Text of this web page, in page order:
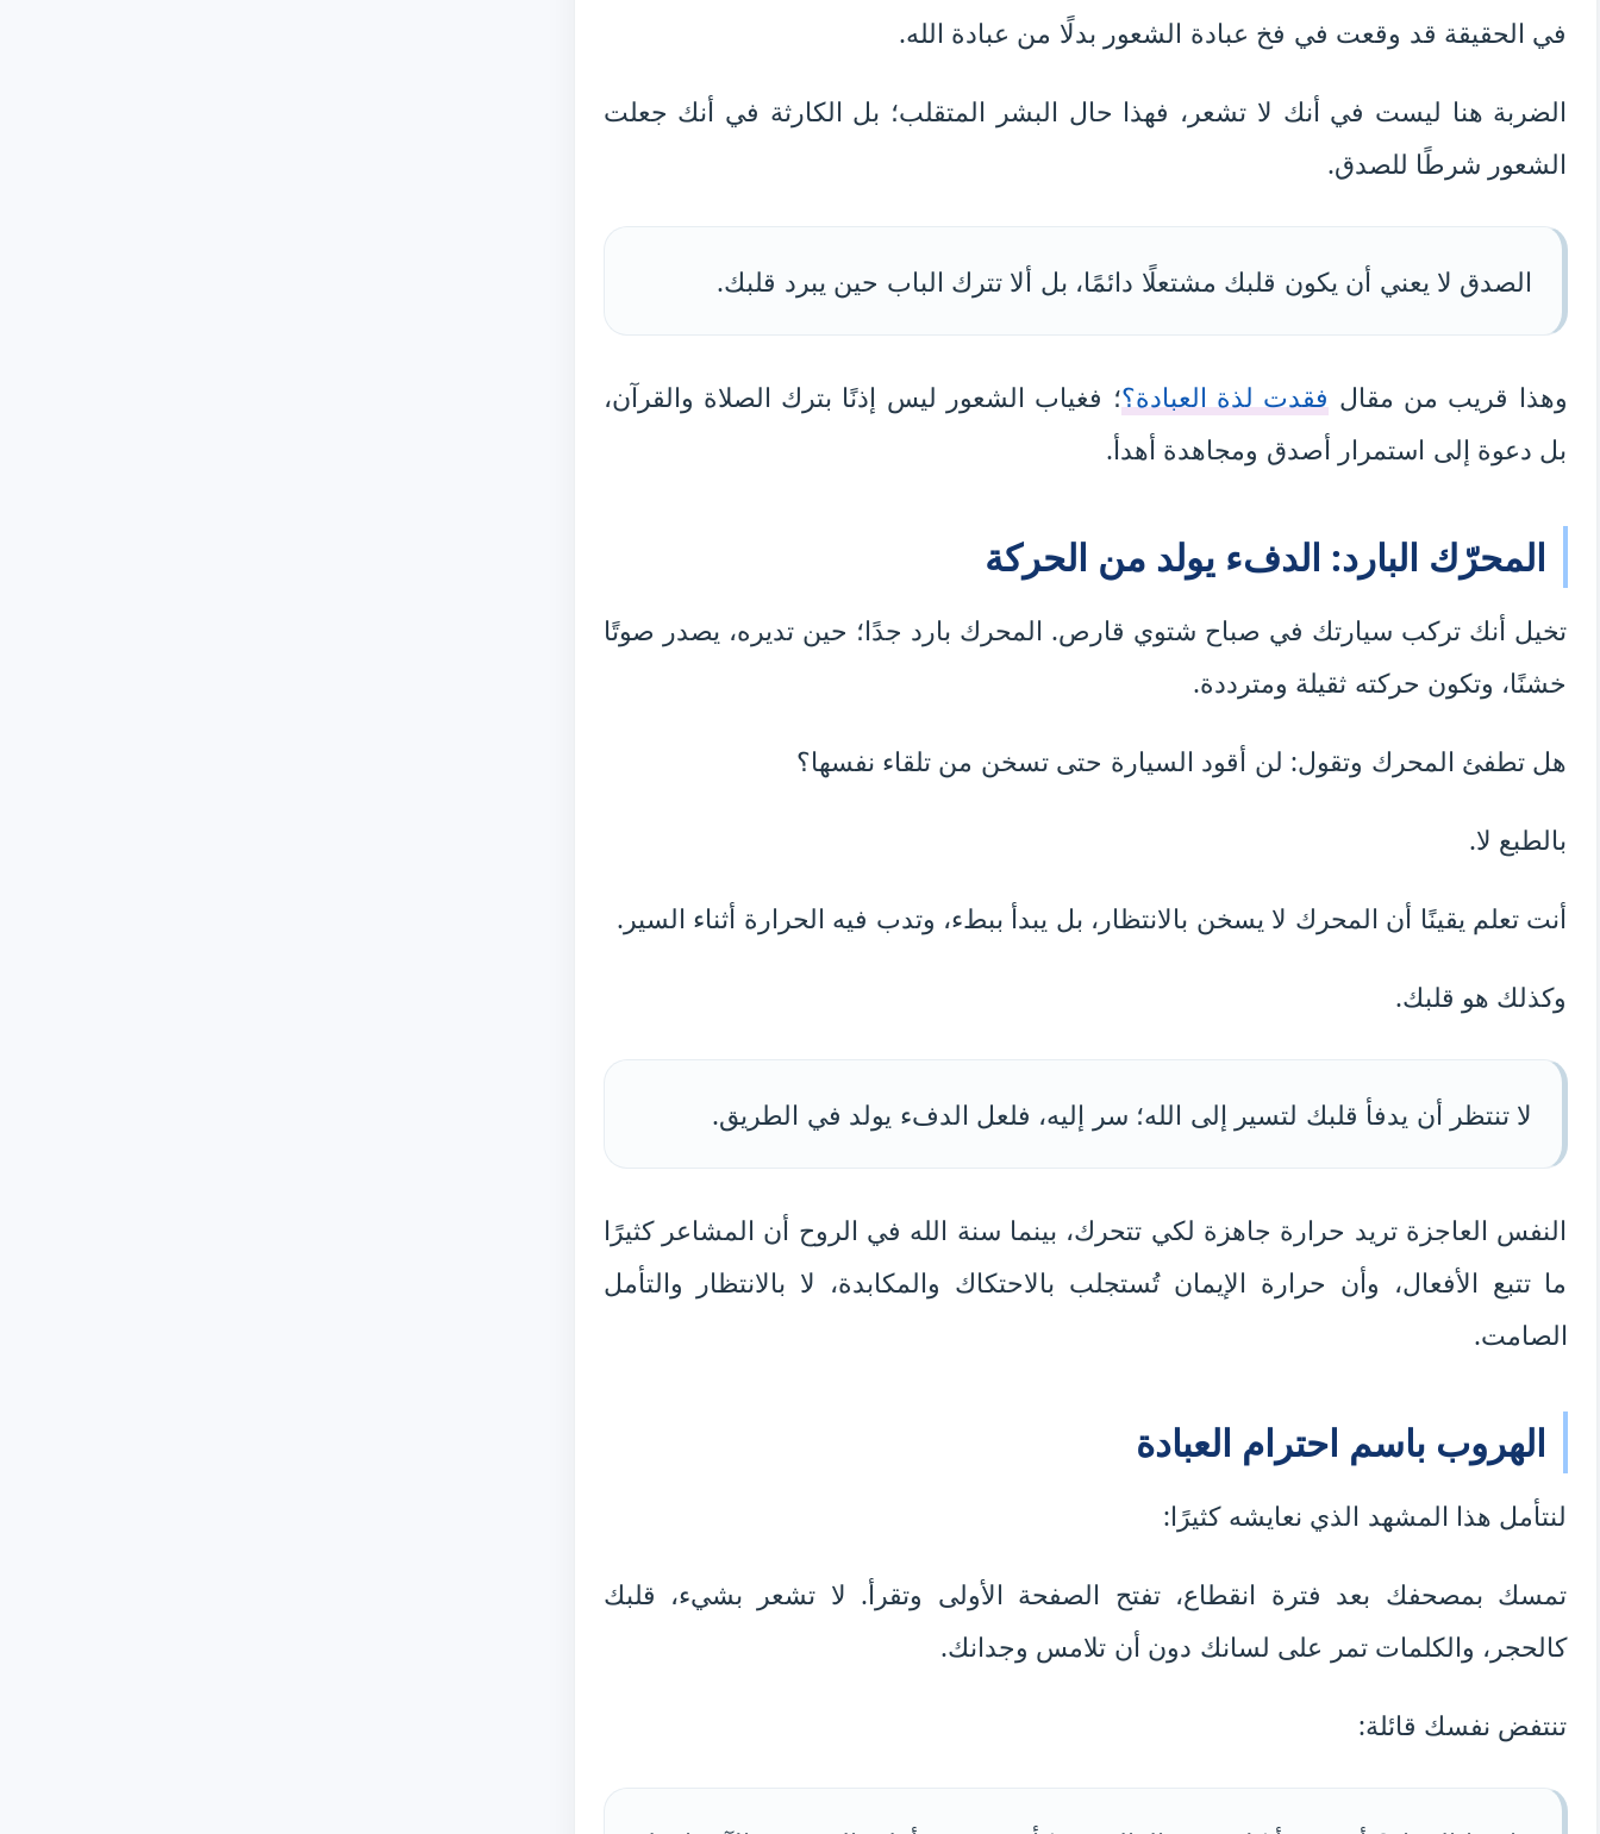
في الحقيقة قد وقعت في فخ عبادة الشعور بدلًا من عبادة الله.
الضربة هنا ليست في أنك لا تشعر، فهذا حال البشر المتقلب؛ بل الكارثة في أنك جعلت
الشعور شرطًا للصدق.
الصدق لا يعني أن يكون قلبك مشتعلًا دائمًا، بل ألا تترك الباب حين يبرد قلبك.
وهذا قريب من مقال فقدت لذة العبادة؟؛ فغياب الشعور ليس إذنًا بترك الصلاة والقرآن،
بل دعوة إلى استمرار أصدق ومجاهدة أهدأ.
المحرّك البارد: الدفء يولد من الحركة
تخيل أنك تركب سيارتك في صباح شتوي قارص. المحرك بارد جدًا؛ حين تديره، يصدر صوتًا
خشنًا، وتكون حركته ثقيلة ومترددة.
هل تطفئ المحرك وتقول: لن أقود السيارة حتى تسخن من تلقاء نفسها؟
بالطبع لا.
أنت تعلم يقينًا أن المحرك لا يسخن بالانتظار، بل يبدأ ببطء، وتدب فيه الحرارة أثناء السير.
وكذلك هو قلبك.
لا تنتظر أن يدفأ قلبك لتسير إلى الله؛ سر إليه، فلعل الدفء يولد في الطريق.
النفس العاجزة تريد حرارة جاهزة لكي تتحرك، بينما سنة الله في الروح أن المشاعر كثيرًا
ما تتبع الأفعال، وأن حرارة الإيمان تُستجلب بالاحتكاك والمكابدة، لا بالانتظار والتأمل
الصامت.
الهروب باسم احترام العبادة
لنتأمل هذا المشهد الذي نعايشه كثيرًا:
تمسك بمصحفك بعد فترة انقطاع، تفتح الصفحة الأولى وتقرأ. لا تشعر بشيء، قلبك
كالحجر، والكلمات تمر على لسانك دون أن تلامس وجدانك.
تنتفض نفسك قائلة: